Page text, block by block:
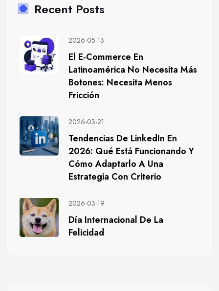
Recent Posts
2026-05-13
El E-Commerce En
Latinoamérica No Necesita Más
Botones: Necesita Menos
Fricción
2026-03-21
Tendencias De LinkedIn En
2026: Qué Está Funcionando Y
Cómo Adaptarlo A Una
Estrategia Con Criterio
2026-03-19
Día Internacional De La
Felicidad